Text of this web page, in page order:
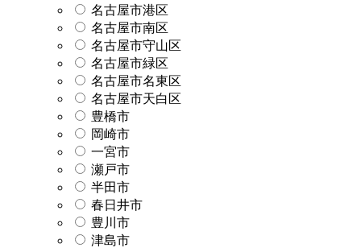
名古屋市港区
名古屋市南区
名古屋市守山区
名古屋市緑区
名古屋市名東区
名古屋市天白区
豊橋市
岡崎市
一宮市
瀬戸市
半田市
春日井市
豊川市
津島市